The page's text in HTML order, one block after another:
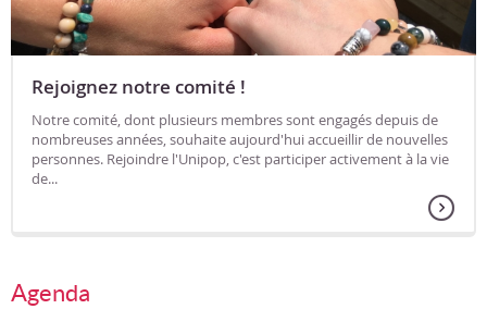
Rejoignez notre comité !
Notre comité, dont plusieurs membres sont engagés depuis de
nombreuses années, souhaite aujourd'hui accueillir de nouvelles
personnes. Rejoindre l'Unipop, c'est participer activement à la vie
de...
Agenda